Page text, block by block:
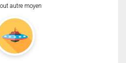
autre moyen